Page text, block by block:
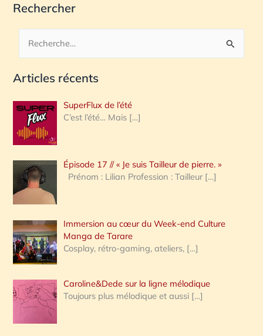
Rechercher
c
e
r
c
h
e
:
Articles récents
SuperFlux de l’été
C’est l’été… Mais […]
Épisode 17 // « Je suis Tailleur de pierre. »
Prénom : Lilian Profession : Tailleur […]
Immersion au cœur du Week-end Culture
Manga de Tarare
Cosplay, rétro-gaming, ateliers, […]
Caroline&Dede sur la ligne mélodique
Toujours plus mélodique et aussi […]